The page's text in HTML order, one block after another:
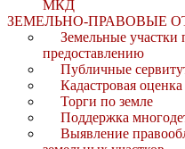
МКД
ЗЕМЕЛЬНО-ПРАВОВЫЕ
Земельные участки
предоставлению
Публичные
Кадастровая
Торги по земле
Поддержка
Выявление